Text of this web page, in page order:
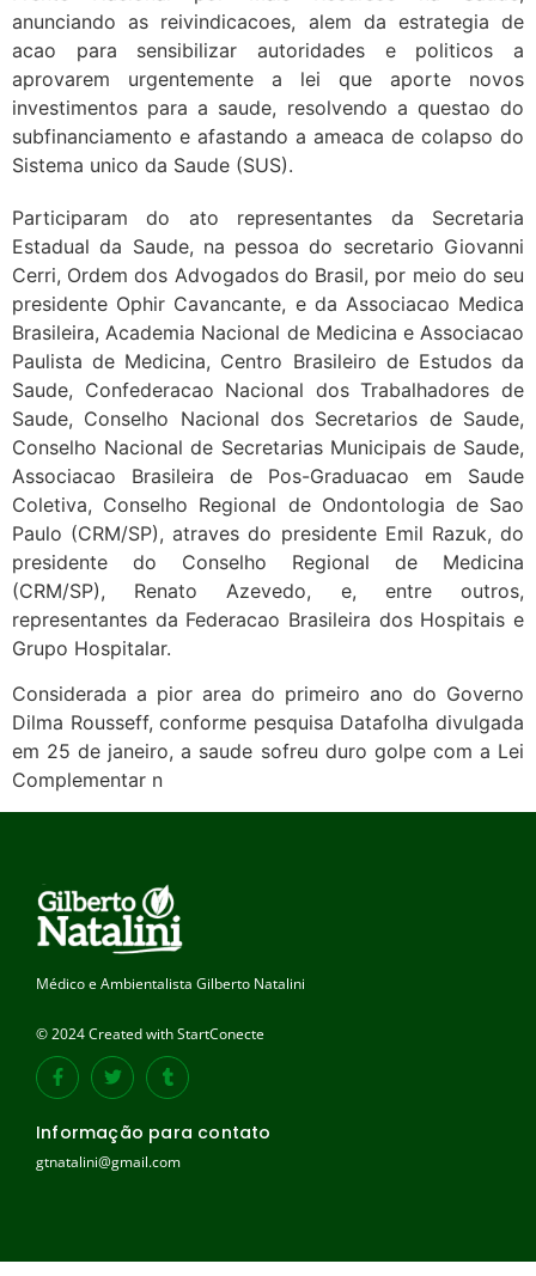
anunciando as reivindicacoes, alem da estrategia de
acao para sensibilizar autoridades e politicos a
aprovarem urgentemente a lei que aporte novos
investimentos para a saude, resolvendo a questao do
subfinanciamento e afastando a ameaca de colapso do
Sistema unico da Saude (SUS).
Participaram do ato representantes da Secretaria
Estadual da Saude, na pessoa do secretario Giovanni
Cerri, Ordem dos Advogados do Brasil, por meio do seu
presidente Ophir Cavancante, e da Associacao Medica
Brasileira, Academia Nacional de Medicina e Associacao
Paulista de Medicina, Centro Brasileiro de Estudos da
Saude, Confederacao Nacional dos Trabalhadores de
Saude, Conselho Nacional dos Secretarios de Saude,
Conselho Nacional de Secretarias Municipais de Saude,
Associacao Brasileira de Pos-Graduacao em Saude
Coletiva, Conselho Regional de Ondontologia de Sao
Paulo (CRM/SP), atraves do presidente Emil Razuk, do
presidente do Conselho Regional de Medicina
(CRM/SP), Renato Azevedo, e, entre outros,
representantes da Federacao Brasileira dos Hospitais e
Grupo Hospitalar.
Considerada a pior area do primeiro ano do Governo
Dilma Rousseff, conforme pesquisa Datafolha divulgada
em 25 de janeiro, a saude sofreu duro golpe com a Lei
Complementar n
Médico e Ambientalista Gilberto Natalini
© 2024 Created with StartConecte
Informação para contato
gtnatalini@gmail.com